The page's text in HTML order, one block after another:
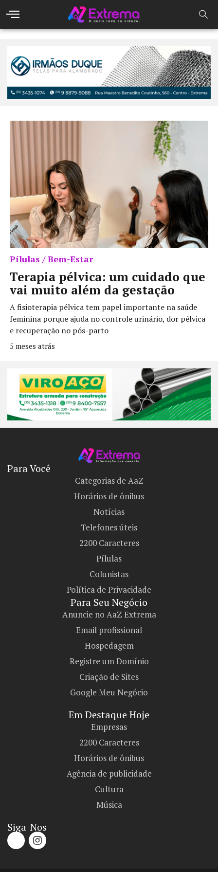
Pílulas / Bem-Estar
Terapia pélvica: um cuidado que
vai muito além da gestação
A fisioterapia pélvica tem papel importante na saúde
feminina porque ajuda no controle urinário, dor pélvica
e recuperação no pós-parto
5 meses atrás
Para Você
Categorias de AaZ
Horários de ônibus
Notícias
Telefones úteis
2200 Caracteres
Pílulas
Colunistas
Política de Privacidade
Para Seu Negócio​
Anuncie no AaZ Extrema
Email profissional
Hospedagem
Registre um Domínio
Criação de Sites
Google Meu Negócio
Em Destaque Hoje
Empresas
2200 Caracteres
Horários de ônibus
Agência de publicidade
Cultura
Música
Siga-Nos